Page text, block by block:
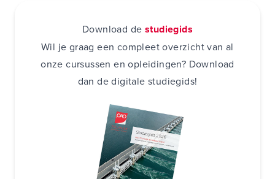
Download de studiegids
Wil je graag een compleet overzicht van al
onze cursussen en opleidingen? Download
dan de digitale studiegids!